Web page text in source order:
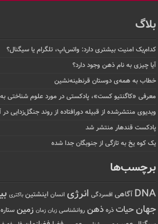
بلاگ
کدام‌یک امنیت بیشتری دارد: واتس‌اپ، تلگرام یا سیگنال؟
آیا چیزی به نام ذهن وجود دارد؟
خطاب به همه‌ی دوستان قرنطینه‌نشین
معرفی «کاگنتیو کست»، پادکستی در مورد علوم شناختی
ویدیوی منتشرشده از قبیله دورافتاده‌ از روند جنگل‌زدایی
پادکست قندهار منتشر شد
یک کوه یخ به تازگی از جنوبگان جدا شده
برچسب‌ها
DNA آگاهی افسردگی انرژی انسان اینشتین باکتری
جهانحیات ذره ذهن روانشناسی زبان زمان زمین ستاره